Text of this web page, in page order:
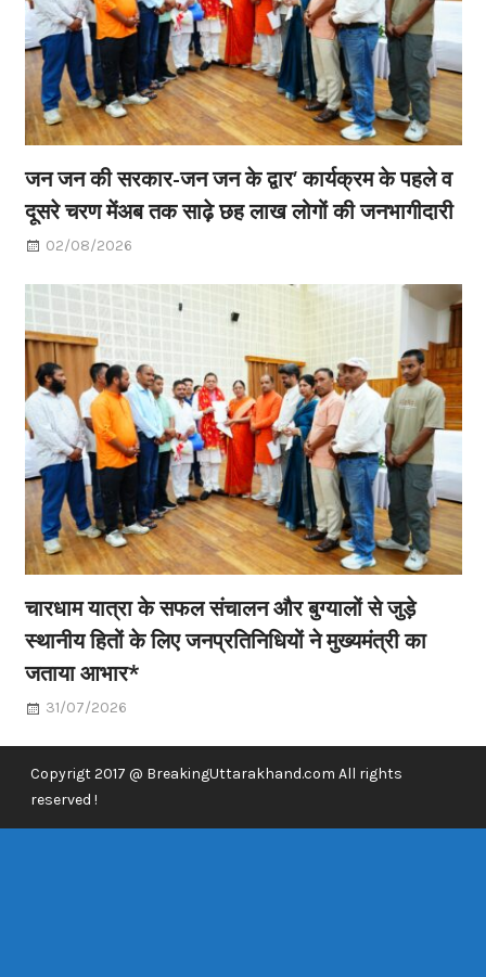
जन जन की सरकार-जन जन के द्वार’ कार्यक्रम के पहले व
दूसरे चरण मेंअब तक साढ़े छह लाख लोगों की जनभागीदारी
02/08/2026
चारधाम यात्रा के सफल संचालन और बुग्यालों से जुड़े
स्थानीय हितों के लिए जनप्रतिनिधियों ने मुख्यमंत्री का
जताया आभार*
31/07/2026
Copyrigt 2017 @ BreakingUttarakhand.com All rights
reserved !